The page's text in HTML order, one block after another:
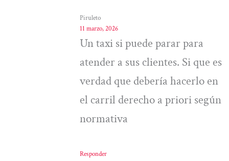
Piruleto
11 marzo, 2026
Un taxi si puede parar para
atender a sus clientes. Si que es
verdad que debería hacerlo en
el carril derecho a priori según
normativa
Responder